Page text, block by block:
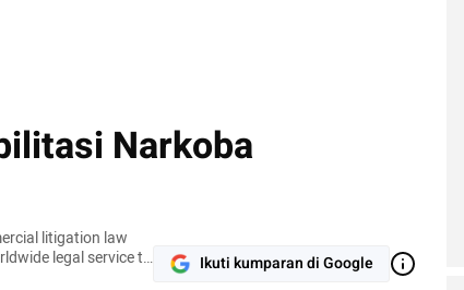
Narkoba
litigation law
legal service to
country.
Ikuti kumparan di Google